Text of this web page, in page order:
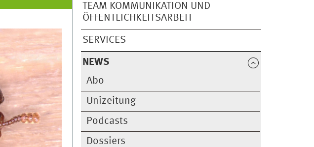
TEAM KOMMUNIKATION UND
ÖFFENTLICHKEITSARBEIT
SERVICES
NEWS
Abo
Unizeitung
Podcasts
Dossiers